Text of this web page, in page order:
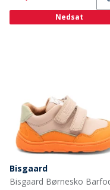
Nedsat
Bisgaard